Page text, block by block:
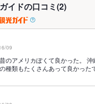
イドの口コミ(2)
09
のアメリカぽくて良かった。
種類もたくさんあって良かった